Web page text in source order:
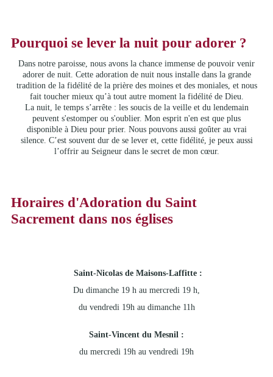
Pourquoi se lever la nuit pour adorer ?
Dans notre paroisse, nous avons la chance immense de pouvoir venir
adorer de nuit. Cette adoration de nuit nous installe dans la grande
tradition de la fidélité de la prière des moines et des moniales, et nous
fait toucher mieux qu’à tout autre moment la fidélité de Dieu.
La nuit, le temps s’arrête : les soucis de la veille et du lendemain
peuvent s'estomper ou s'oublier. Mon esprit n'en est que plus
disponible à Dieu pour prier. Nous pouvons aussi goûter au vrai
silence. C’est souvent dur de se lever et, cette fidélité, je peux aussi
l’offrir au Seigneur dans le secret de mon cœur.
Horaires d'Adoration du Saint
Sacrement dans nos églises
Saint-Nicolas de Maisons-Laffitte :
Du dimanche 19 h au mercredi 19 h,
du vendredi 19h au dimanche 11h
Saint-Vincent du Mesnil :
du mercredi 19h au vendredi 19h